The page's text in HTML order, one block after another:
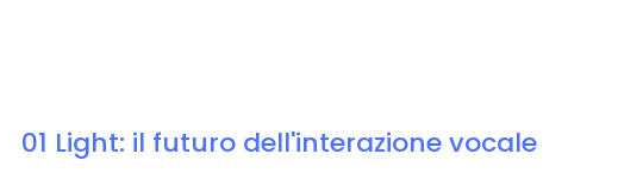
01 Light: il futuro dell'interazione vocale